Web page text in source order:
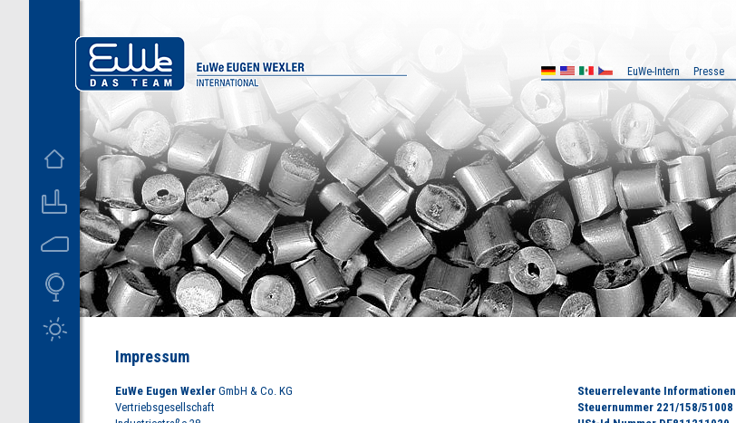
Impressum
EuWe Eugen Wexler GmbH & Co. KG
Vertriebsgesellschaft
Steuerrelevante Informationen
Steuernummer 221/158/51008
D US MX EuWe-Intern Presse